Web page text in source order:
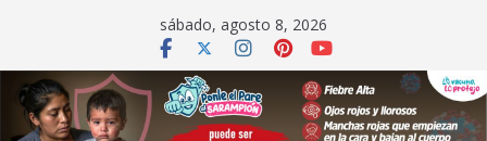
contenido
sábado, agosto 8, 2026